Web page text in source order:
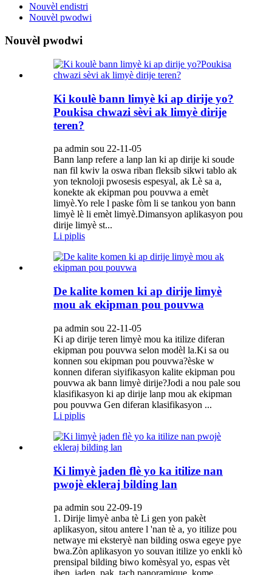
Nouvèl endistri
Nouvèl pwodwi
Nouvèl pwodwi
Ki koulè bann limyè ki ap dirije yo?
Poukisa chwazi sèvi ak limyè dirije
teren?
pa admin sou 22-11-05
Bann lanp refere a lanp lan ki ap dirije ki soude
nan fil kwiv la oswa riban fleksib sikwi tablo ak
yon teknoloji pwosesis espesyal, ak Lè sa a,
konekte ak ekipman pou pouvwa a emèt
limyè.Yo rele l paske fòm li se tankou yon bann
limyè lè li emèt limyè.Dimansyon aplikasyon pou
dirije limyè st...
Li piplis
De kalite komen ki ap dirije limyè
mou ak ekipman pou pouvwa
pa admin sou 22-11-05
Ki ap dirije teren limyè mou ka itilize diferan
ekipman pou pouvwa selon modèl la.Ki sa ou
konnen sou ekipman pou pouvwa?èske w
konnen diferan siyifikasyon kalite ekipman pou
pouvwa ak bann limyè dirije?Jodi a nou pale sou
klasifikasyon ki ap dirije lanp mou ak ekipman
pou pouvwa Gen diferan klasifikasyon ...
Li piplis
Ki limyè jaden flè yo ka itilize nan
pwojè ekleraj bilding lan
pa admin sou 22-09-19
1. Dirije limyè anba tè Li gen yon pakèt
aplikasyon, sitou antere l 'nan tè a, yo itilize pou
netwaye mi eksteryè nan bilding oswa egeye pye
bwa.Zòn aplikasyon yo souvan itilize yo enkli kò
prensipal bilding biwo komèsyal yo, espas vèt